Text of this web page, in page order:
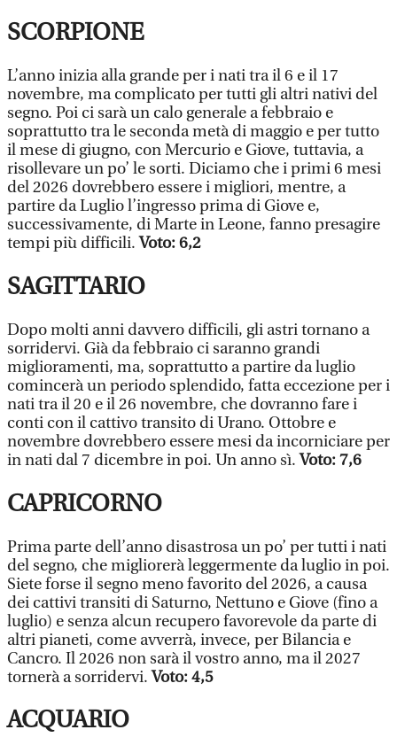
SCORPIONE
L’anno inizia alla grande per i nati tra il 6 e il 17
novembre, ma complicato per tutti gli altri nativi del
segno. Poi ci sarà un calo generale a febbraio e
soprattutto tra le seconda metà di maggio e per tutto
il mese di giugno, con Mercurio e Giove, tuttavia, a
risollevare un po’ le sorti. Diciamo che i primi 6 mesi
del 2026 dovrebbero essere i migliori, mentre, a
partire da Luglio l’ingresso prima di Giove e,
successivamente, di Marte in Leone, fanno presagire
tempi più difficili.Voto: 6,2
SAGITTARIO
Dopo molti anni davvero difficili, gli astri tornano a
sorridervi. Già da febbraio ci saranno grandi
miglioramenti, ma, soprattutto a partire da luglio
comincerà un periodo splendido, fatta eccezione per i
nati tra il 20 e il 26 novembre, che dovranno fare i
conti con il cattivo transito di Urano. Ottobre e
novembre dovrebbero essere mesi da incorniciare per
in nati dal 7 dicembre in poi. Un anno sì.Voto: 7,6
CAPRICORNO
Prima parte dell’anno disastrosa un po’ per tutti i nati
del segno, che migliorerà leggermente da luglio in poi.
Siete forse il segno meno favorito del 2026, a causa
dei cattivi transiti di Saturno, Nettuno e Giove (fino a
luglio) e senza alcun recupero favorevole da parte di
altri pianeti, come avverrà, invece, per Bilancia e
Cancro. Il 2026 non sarà il vostro anno, ma il 2027
tornerà a sorridervi.Voto: 4,5
ACQUARIO